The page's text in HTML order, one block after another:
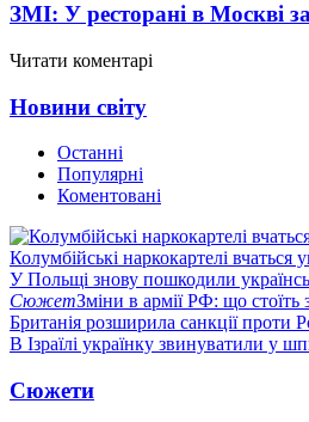
ЗМІ: У ресторані в Москві
Читати коментарі
Новини світу
Останні
Популярні
Коментовані
Колумбійські наркокартелі вчаться
У Польщі знову пошкодили
СюжетЗміни в армії РФ: що стоїть
Британія розширила санкції проти
В Ізраїлі українку звинуватили у
Сюжети